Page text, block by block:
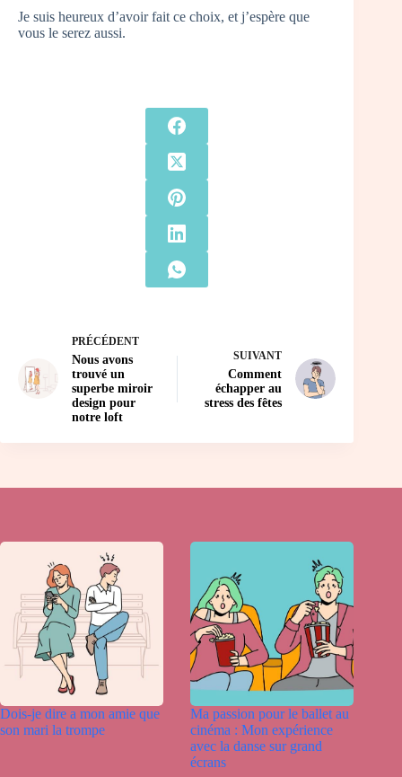
Je suis heureux d’avoir fait ce choix, et j’espère que
vous le serez aussi.
PRÉCÉDENT
Nous avons
trouvé un
superbe miroir
design pour
notre loft
SUIVANT
Comment
échapper au
stress des fêtes
Dois-je dire a mon amie que
son mari la trompe
Ma passion pour le ballet au
cinéma : Mon expérience
avec la danse sur grand
écrans